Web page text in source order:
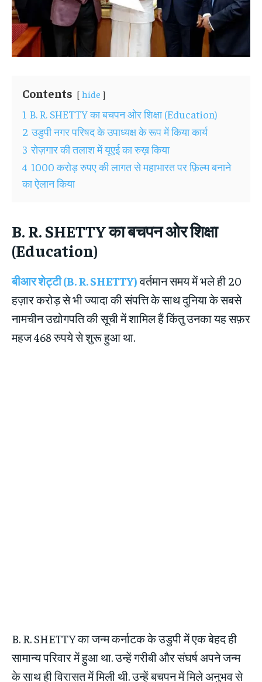
Contents hide
1 B. R. SHETTY का बचपन ओर शिक्षा (Education)
2 उडुपी नगर परिषद के उपाध्यक्ष के रूप में किया कार्य
3 रोज़गार की तलाश में यूएई का रुख़ किया
4 1000 करोड़ रुपए की लागत से महाभारत पर फ़िल्म बनाने
का ऐलान किया
B. R. SHETTYका बचपन ओर शिक्षा
(Education)
बीआर शेट्टी (B. R. SHETTY)वर्तमान समय में भले ही 20
हज़ार करोड़ से भी ज्यादा की संपत्ति के साथ दुनिया के सबसे
नामचीन उद्योगपति की सूची में शामिल हैं किंतु उनका यह सफ़र
महज 468 रुपये से शुरू हुआ था.
B. R. SHETTY का जन्म कर्नाटक के उडुपी में एक बेहद ही
सामान्य परिवार में हुआ था. उन्हें गरीबी और संघर्ष अपने जन्म
के साथ ही विरासत में मिली थी. उन्हें बचपन में मिले अनुभव से